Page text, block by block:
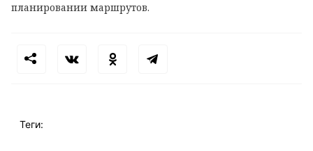
планировании маршрутов.
Теги: